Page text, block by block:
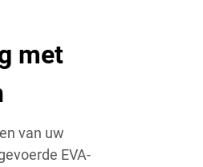
met
van uw
EVA-